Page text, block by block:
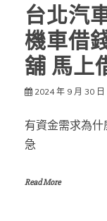
台北汽
機車借
舖 馬上
2024 年 9 月 30 日
有資金需求為
急
Read More